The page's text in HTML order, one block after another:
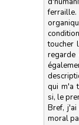
toucher
regarde
qui m'a
si, le
Bref,
moral